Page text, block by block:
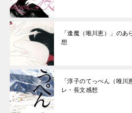
「逢魔（唯川恵）」の
想
「淳子のてっぺん（唯
レ・長文感想